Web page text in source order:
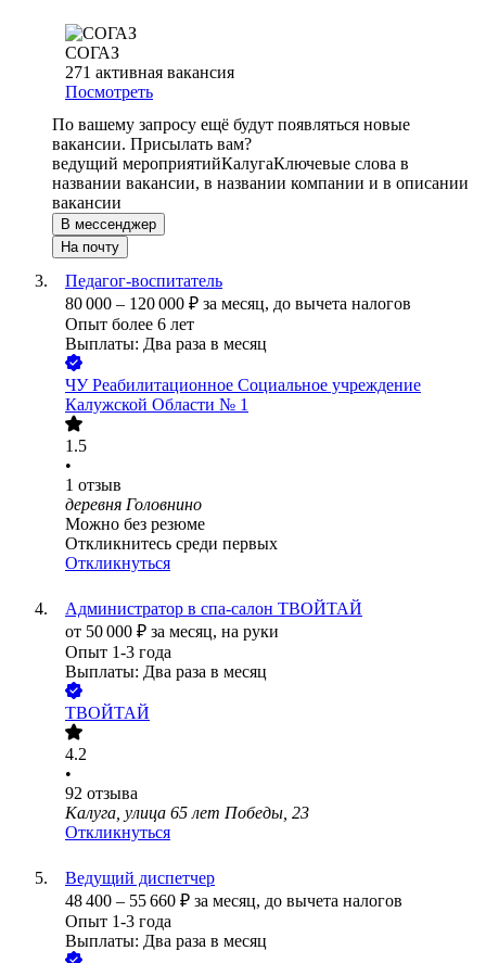
СОГАЗ
271 активная вакансия
Посмотреть
По вашему запросу ещё будут появляться новые
вакансии. Присылать вам?
ведущий мероприятийКалугаКлючевые слова в
названии вакансии, в названии компании и в описании
вакансии
В мессенджер
На почту
Педагог-воспитатель
80 000 – 120 000 ₽ за месяц, до вычета налогов
Опыт более 6 лет
Выплаты: Два раза в месяц
ЧУ Реабилитационное Социальное учреждение
Калужской Области № 1
1.5
•
1 отзыв
деревня Головнино
Можно без резюме
Откликнитесь среди первых
Откликнуться
Администратор в спа-салон ТВОЙТАЙ
от 50 000 ₽ за месяц, на руки
Опыт 1-3 года
Выплаты: Два раза в месяц
ТВОЙТАЙ
4.2
•
92 отзыва
Калуга, улица 65 лет Победы, 23
Откликнуться
Ведущий диспетчер
48 400 – 55 660 ₽ за месяц, до вычета налогов
Опыт 1-3 года
Выплаты: Два раза в месяц